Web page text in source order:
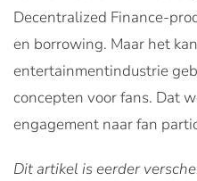
Decentralized Finance-
en borrowing. Maar het
entertainmentindustrie
concepten voor fans. Dat
engagement naar fan
Dit artikel is eerder